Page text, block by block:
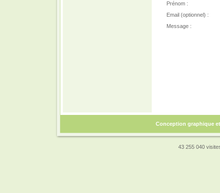
Prénom :
Email (optionnel) :
Message :
Conception graphique
43 255 040